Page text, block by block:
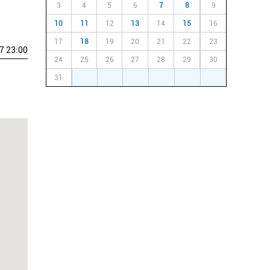
23:00
3 4 5 6 7 8 9
10 11 12 13 14 15 16
17 18 19 20 21 22 23
24 25 26 27 28 29 30
31